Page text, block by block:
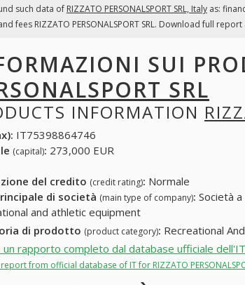
such data of RIZZATO PERSONALSPORT SRL, Italyas:
fees RIZZATO PERSONALSPORT SRL. Download full
SUI
SRL
INFORMATION
IT75398864746
(capital): 273,000 EUR
del credito (credit rating): Normale
di società (main type of company): Società
and athletic equipment
di prodotto (product category): Recreational
rapporto completo dal database ufficiale dell'IT
from official database of IT for RIZZATO